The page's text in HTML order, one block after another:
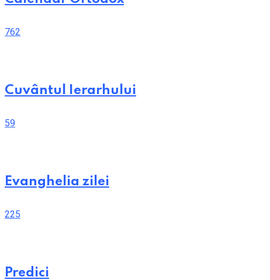
762
Cuvântul Ierarhului
59
Evanghelia zilei
225
Predici